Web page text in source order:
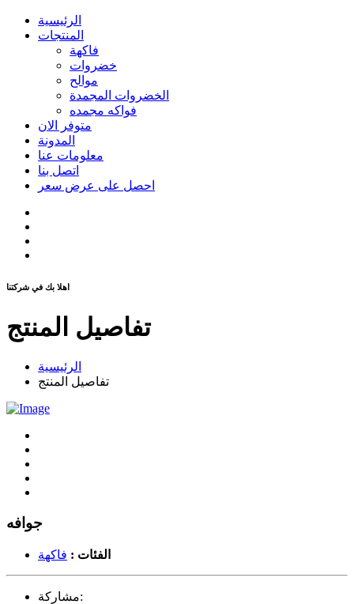
الرئيسية
المنتجات
فاكهة
خضروات
موالح
الخضروات المجمدة
فواكه مجمده
متوفر الان
المدونة
معلومات عنا
اتصل بنا
احصل على عرض سعر
اهلا بك في شركتنا
تفاصيل المنتج
الرئيسية
تفاصيل المنتج
جوافه
الفئات : فاكهة
مشاركة: